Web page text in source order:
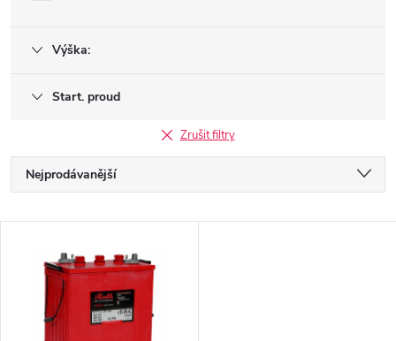
Výška:
Start. proud
Zrušit filtry
Ř
a
Nejprodávanější
Abecedně